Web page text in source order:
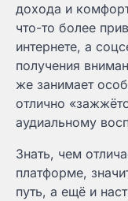
дохода и
что-то более
интернете, а
получения
же занимает
отлично
аудиальному
Знать, чем
платформе,
путь, а ещё и